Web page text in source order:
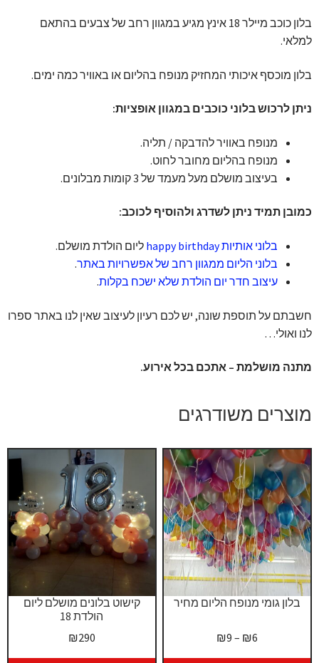
בלון כוכב מיילר 18 אינץ מגיע במגוון רחב של צבעים בהתאם
למלאי.
בלון מוכסף איכותי המחזיק מנופח בהליום או באוויר כמה ימים.
ניתן לרכוש בלוני כוכבים במגוון אופציות:
מנופח באוויר להדבקה / תליה.
מנופח בהליום מחובר לחוט.
בעיצוב מושלם מעל מעמד של 3 קומות מבלונים.
כמובן תמיד ניתן לשדרג ולהוסיף לכוכב:
בלוני אותיות happy birthday
ליום הולדת מושלם.
בלוני הליום ממגוון רחב של אפשרויות באתר.
עיצוב חדר יום הולדת שלא ישכח בקלות.
חשבתם על תוספת שונה, יש לכם רעיון לעיצוב שאין לנו באתר ספרו
לנו ואולי…
מתנה מושלמת – אתכם בכל אירוע.
מוצרים משודרגים
קישוט בלונים מושלם ליום
הולדת 18
₪290
בלון גומי מנופח הליום מחיר
₪6
–
₪9
טווח
מחירים: